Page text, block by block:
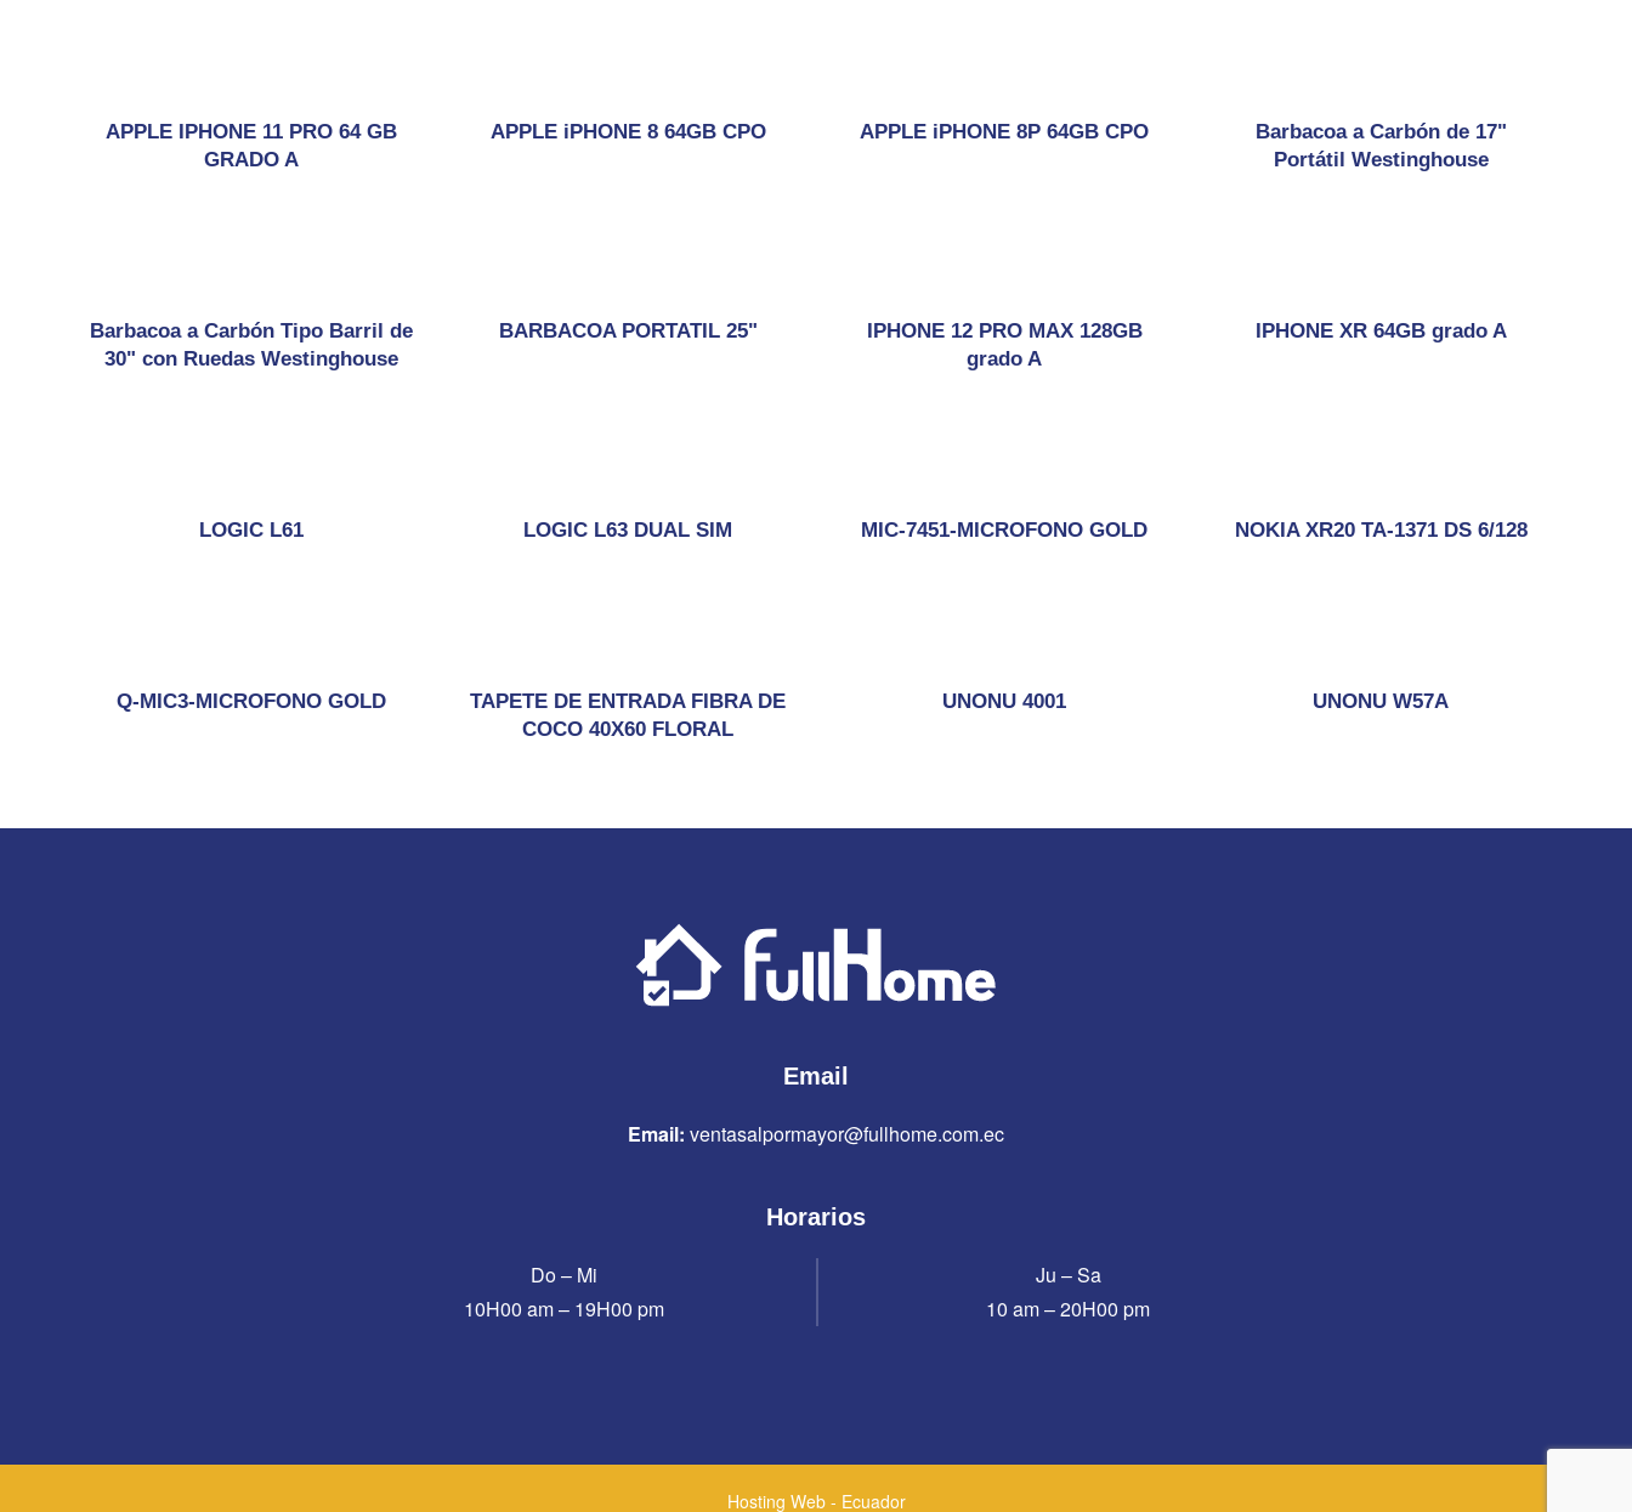
APPLE IPHONE 11 PRO 64 GB
GRADO A
APPLE iPHONE 8 64GB CPO APPLE iPHONE 8P 64GB CPO
Barbacoa a Carbón de 17"
Portátil Westinghouse
Barbacoa a Carbón Tipo Barril de
30" con Ruedas Westinghouse
BARBACOA PORTATIL 25"
IPHONE 12 PRO MAX 128GB
grado A
IPHONE XR 64GB grado A
LOGIC L61 LOGIC L63 DUAL SIM MIC-7451-MICROFONO GOLD NOKIA XR20 TA-1371 DS 6/128
Q-MIC3-MICROFONO GOLD
TAPETE DE ENTRADA FIBRA DE
COCO 40X60 FLORAL
UNONU 4001 UNONU W57A
Email
Email: ventasalpormayor@fullhome.com.ec
Horarios
Do – Mi
10H00 am – 19H00 pm
Ju – Sa
10 am – 20H00 pm
Hosting Web - Ecuador